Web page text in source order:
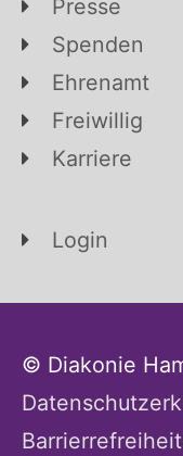
Presse
Spenden
Ehrenamt
Freiwillig
Karriere
Login
© Diakonie